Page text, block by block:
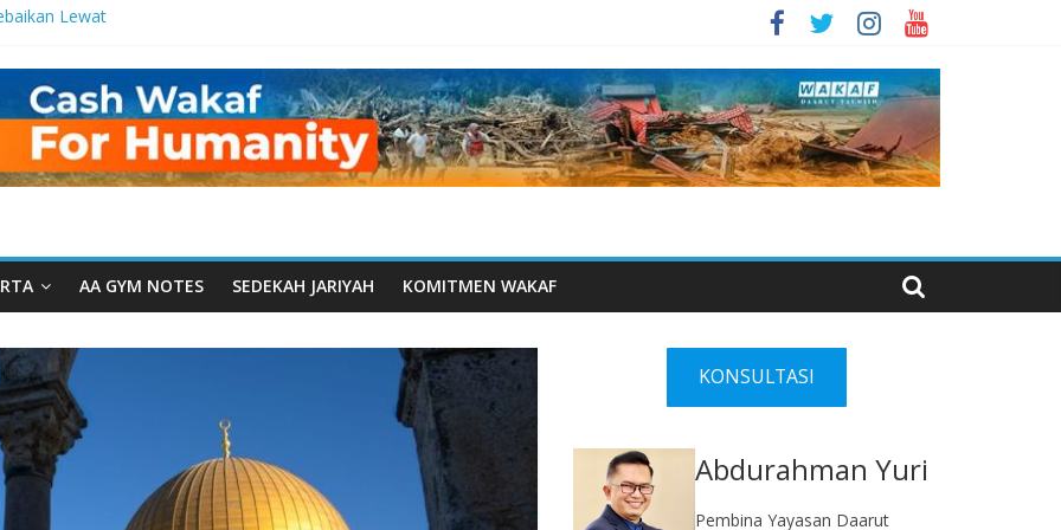
Lewat
Manfaat
dari Serua:
Yayasan
Daarut Tauhiid
Ketika
Wakaf
Wakaf
AA GYM NOTES SEDEKAH JARIYAH KOMITMEN WAKAF
KONSULTASI
Abdurahman Yuri
Pembina Yayasan Daarut